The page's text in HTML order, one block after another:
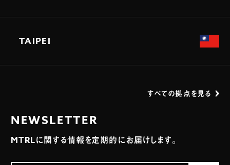
TAIPEI
すべての拠点を見る
NEWSLETTER
MTRLに関する情報を定期的にお届けします。